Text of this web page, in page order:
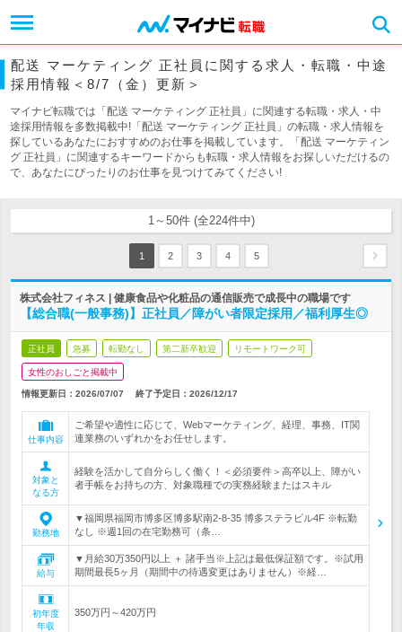
配送 マーケティング 正社員に関する求人・転職・中途
採用情報＜8/7（金）更新＞
マイナビ転職では「配送 マーケティング 正社員」に関連する転職・求人・中
途採用情報を多数掲載中!「配送 マーケティング 正社員」の転職・求人情報を
探しているあなたにおすすめのお仕事を掲載しています。「配送 マーケティン
グ 正社員」に関連するキーワードからも転職・求人情報をお探しいただけるの
で、あなたにぴったりのお仕事を見つけてみてください!
1～50件 (全224件中)
1 2 3 4 5
株式会社フィネス | 健康食品や化粧品の通信販売で成長中の職場です
【総合職(一般事務)】正社員／障がい者限定採用／福利厚生◎
正社員 急募 転勤なし 第二新卒歓迎 リモートワーク可
女性のおしごと掲載中
情報更新日：2026/07/07 終了予定日： 2026/12/17
仕事内容
ご希望や適性に応じて、Webマーケティング、経理、事務、IT関
連業務のいずれかをお任せします。
対象と
なる方
経験を活かして自分らしく働く！＜必須要件＞高卒以上、障がい
者手帳をお持ちの方、対象職種での実務経験またはスキル
勤務地
▼福岡県福岡市博多区博多駅南2-8-35 博多ステラビル4F ※転勤
なし ※週1回の在宅勤務可（条…
給与
▼月給30万350円以上 ＋ 諸手当※上記は最低保証額です。※試用
期間最長5ヶ月（期間中の待遇変更はありません）※経…
初年度
年収
350万円～420万円